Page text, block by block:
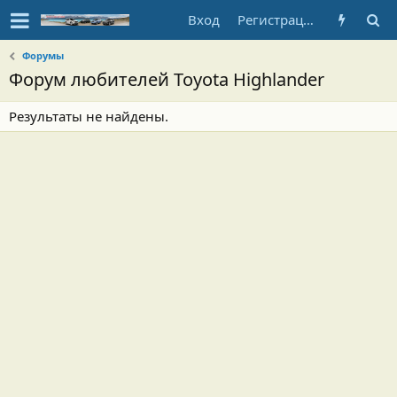
Вход Регистрация
Форумы
Форум любителей Toyota Highlander
Результаты не найдены.